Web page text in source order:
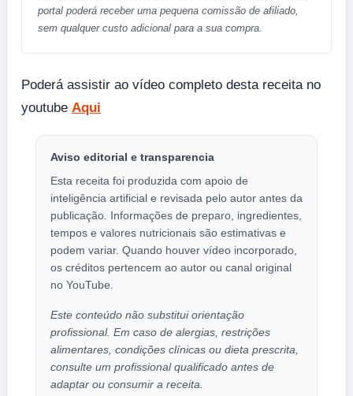
portal poderá receber uma pequena comissão de afiliado,
sem qualquer custo adicional para a sua compra.
Poderá assistir ao vídeo completo desta receita no
youtube Aqui
Aviso editorial e transparencia
Esta receita foi produzida com apoio de
inteligência artificial e revisada pelo autor antes da
publicação. Informações de preparo, ingredientes,
tempos e valores nutricionais são estimativas e
podem variar. Quando houver vídeo incorporado,
os créditos pertencem ao autor ou canal original
no YouTube.
Este conteúdo não substitui orientação
profissional. Em caso de alergias, restrições
alimentares, condições clínicas ou dieta prescrita,
consulte um profissional qualificado antes de
adaptar ou consumir a receita.